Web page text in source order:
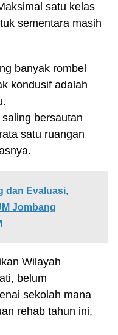
satu kelas
sementara masih
banyak rombel
kondusif adalah
saling bersautan
satu ruangan
dan Evaluasi,
Jombang
Wilayah
belum
sekolah mana
rehab tahun ini,